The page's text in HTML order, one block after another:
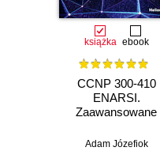
książka ebook
CCNP 300-410
ENARSI.
Zaawansowane
sieciami
Adam Józefiok